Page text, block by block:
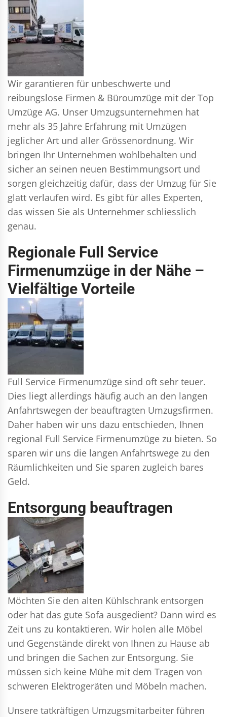
Wir garantieren für unbeschwerte und
reibungslose Firmen & Büroumzüge mit der Top
Umzüge AG. Unser Umzugsunternehmen hat
mehr als 35 Jahre Erfahrung mit Umzügen
jeglicher Art und aller Grössenordnung. Wir
bringen Ihr Unternehmen wohlbehalten und
sicher an seinen neuen Bestimmungsort und
sorgen gleichzeitig dafür, dass der Umzug für Sie
glatt verlaufen wird. Es gibt für alles Experten,
das wissen Sie als Unternehmer schliesslich
genau.
Regionale Full Service
Firmenumzüge in der Nähe –
Vielfältige Vorteile
Full Service Firmenumzüge sind oft sehr teuer.
Dies liegt allerdings häufig auch an den langen
Anfahrtswegen der beauftragten Umzugsfirmen.
Daher haben wir uns dazu entschieden, Ihnen
regional Full Service Firmenumzüge zu bieten. So
sparen wir uns die langen Anfahrtswege zu den
Räumlichkeiten und Sie sparen zugleich bares
Geld.
Entsorgung beauftragen
Möchten Sie den alten Kühlschrank entsorgen
oder hat das gute Sofa ausgedient? Dann wird es
Zeit uns zu kontaktieren. Wir holen alle Möbel
und Gegenstände direkt von Ihnen zu Hause ab
und bringen die Sachen zur Entsorgung. Sie
müssen sich keine Mühe mit dem Tragen von
schweren Elektrogeräten und Möbeln machen.
Unsere tatkräftigen Umzugsmitarbeiter führen